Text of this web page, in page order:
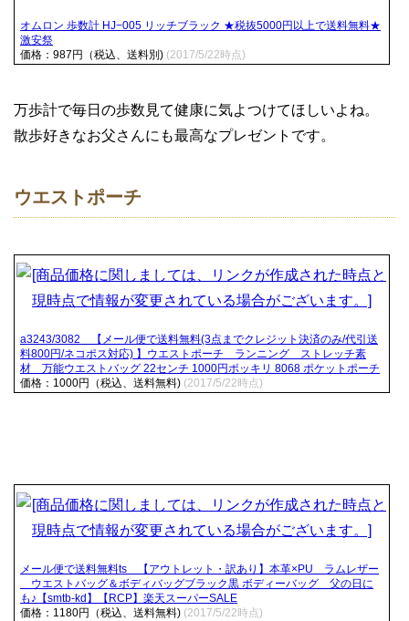
オムロン 歩数計 HJ−005 リッチブラック ★税抜5000円以上で送料無料★
激安祭
価格：987円（税込、送料別) (2017/5/22時点)
万歩計で毎日の歩数見て健康に気よつけてほしいよね。
散歩好きなお父さんにも最高なプレゼントです。
ウエストポーチ
a3243/3082 【メール便で送料無料(3点までクレジット決済のみ/代引送
料800円/ネコポス対応) 】ウエストポーチ ランニング ストレッチ素
材 万能ウエストバッグ 22センチ 1000円ポッキリ 8068 ポケットポーチ
価格：1000円（税込、送料無料) (2017/5/22時点)
メール便で送料無料ts 【アウトレット・訳あり】本革×PU ラムレザー
ウエストバッグ＆ボディバッグブラック黒 ボディーバッグ 父の日に
も♪【smtb-kd】【RCP】楽天スーパーSALE
価格：1180円（税込、送料無料) (2017/5/22時点)